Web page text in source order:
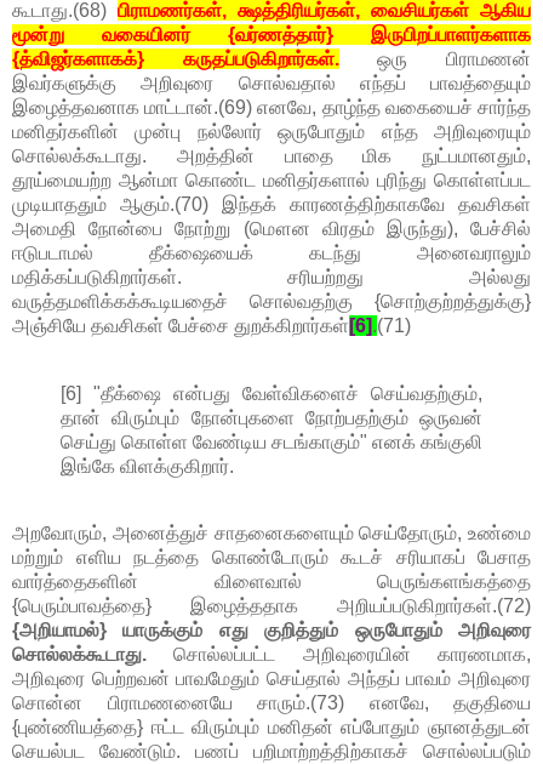
கூடாது.(68) பிராமணர்கள், க்ஷத்திரியர்கள், வைசியர்கள் ஆகிய
மூன்று வகையினர் {வர்ணத்தார்} இருபிறப்பாளர்களாக
{த்விஜர்களாகக்} கருதப்படுகிறார்கள்.ஒரு பிராமணன்
இவர்களுக்கு அறிவுரை சொல்வதால் எந்தப் பாவத்தையும்
இழைத்தவனாக மாட்டான்.(69) எனவே, தாழ்ந்த வகையைச் சார்ந்த
மனிதர்களின் முன்பு நல்லோர் ஒருபோதும் எந்த அறிவுரையும்
சொல்லக்கூடாது. அறத்தின் பாதை மிக நுட்பமானதும்,
தூய்மையற்ற ஆன்மா கொண்ட மனிதர்களால் புரிந்து கொள்ளப்பட
முடியாததும் ஆகும்.(70) இந்தக் காரணத்திற்காகவே தவசிகள்
அமைதி நோன்பை நோற்று (மௌன விரதம் இருந்து), பேச்சில்
ஈடுபடாமல் தீக்ஷையைக் கடந்து அனைவராலும்
மதிக்கப்படுகிறார்கள். சரியற்றது அல்லது
வருத்தமளிக்கக்கூடியதைச் சொல்வதற்கு {சொற்குற்றத்துக்கு}
அஞ்சியே தவசிகள் பேச்சை துறக்கிறார்கள் [6].(71)
[6] "தீக்ஷை என்பது வேள்விகளைச் செய்வதற்கும்,
தான் விரும்பும் நோன்புகளை நோற்பதற்கும் ஒருவன்
செய்து கொள்ள வேண்டிய சடங்காகும்" எனக் கங்குலி
இங்கே விளக்குகிறார்.
அறவோரும், அனைத்துச் சாதனைகளையும் செய்தோரும், உண்மை
மற்றும் எளிய நடத்தை கொண்டோரும் கூடச் சரியாகப் பேசாத
வார்த்தைகளின் விளைவால் பெருங்களங்கத்தை
{பெரும்பாவத்தை} இழைத்ததாக அறியப்படுகிறார்கள்.(72)
{அறியாமல்} யாருக்கும் எது குறித்தும் ஒருபோதும் அறிவுரை
சொல்லக்கூடாது. சொல்லப்பட்ட அறிவுரையின் காரணமாக,
அறிவுரை பெற்றவன் பாவமேதும் செய்தால் அந்தப் பாவம் அறிவுரை
சொன்ன பிராமணனையே சாரும்.(73) எனவே, தகுதியை
{புண்ணியத்தை} ஈட்ட விரும்பும் மனிதன் எப்போதும் ஞானத்துடன்
செயல்பட வேண்டும். பணப் பறிமாற்றத்திற்காகச் சொல்லப்படும்